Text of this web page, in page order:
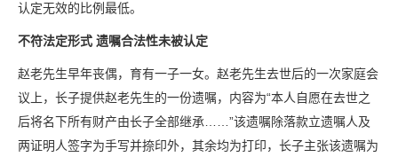
认定无效的比例最低。
不符法定形式 遗嘱合法性未被认定
赵老先生早年丧偶，育有一子一女。赵老先生去世后的一次家庭会
议上，长子提供赵老先生的一份遗嘱，内容为“本人自愿在去世之
后将名下所有财产由长子全部继承……”该遗嘱除落款立遗嘱人及
两证明人签字为手写并捺印外，其余均为打印，长子主张该遗嘱为